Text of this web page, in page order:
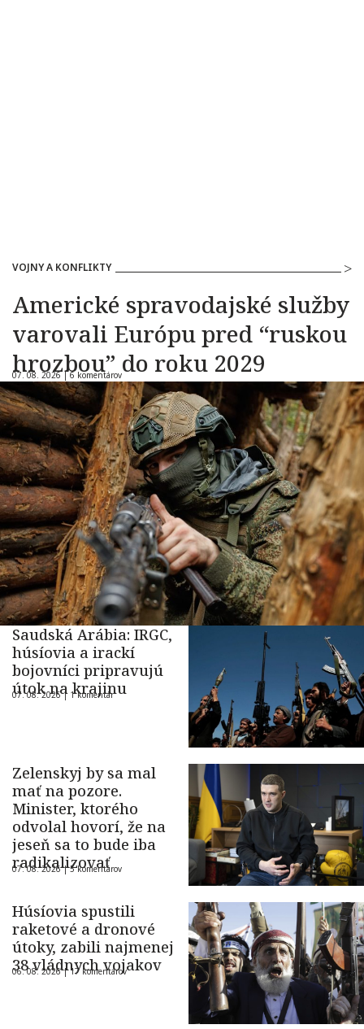
VOJNY A KONFLIKTY
Americké spravodajské služby
varovali Európu pred “ruskou
hrozbou” do roku 2029
07. 08. 2026 |6 komentárov
Saudská Arábia: IRGC,
húsíovia a irackí
bojovníci pripravujú
útok na krajinu
07. 08. 2026 | 1 komentár
Zelenskyj by sa mal
mať na pozore.
Minister, ktorého
odvolal hovorí, že na
jeseň sa to bude iba
radikalizovať
07. 08. 2026 |5 komentárov
Húsíovia spustili
raketové a dronové
útoky, zabili najmenej
38 vládnych vojakov
06. 08. 2026 |17 komentárov